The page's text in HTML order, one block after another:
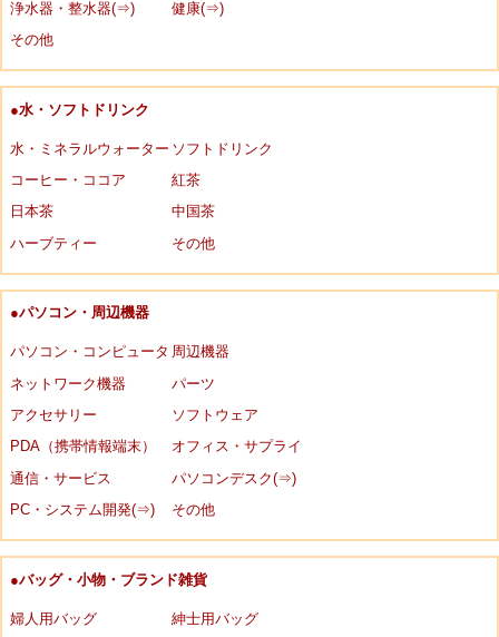
浄水器・整水器(⇒)
健康(⇒)
その他
●水・ソフトドリンク
水・ミネラルウォーター ソフトドリンク
コーヒー・ココア
紅茶
日本茶
中国茶
ハーブティー
その他
●パソコン・周辺機器
パソコン・コンピュータ 周辺機器
ネットワーク機器
パーツ
アクセサリー
ソフトウェア
PDA（携帯情報端末）
オフィス・サプライ
通信・サービス
パソコンデスク(⇒)
PC・システム開発(⇒)
その他
●バッグ・小物・ブランド雑貨
婦人用バッグ
紳士用バッグ